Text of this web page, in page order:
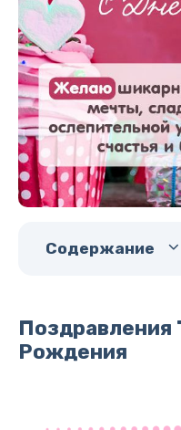
Содержание
Поздравления
Рождения